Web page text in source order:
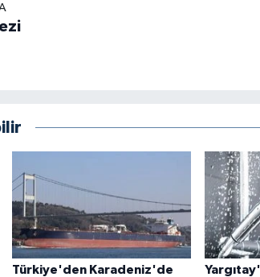
Türkiye'den Karadeniz'de